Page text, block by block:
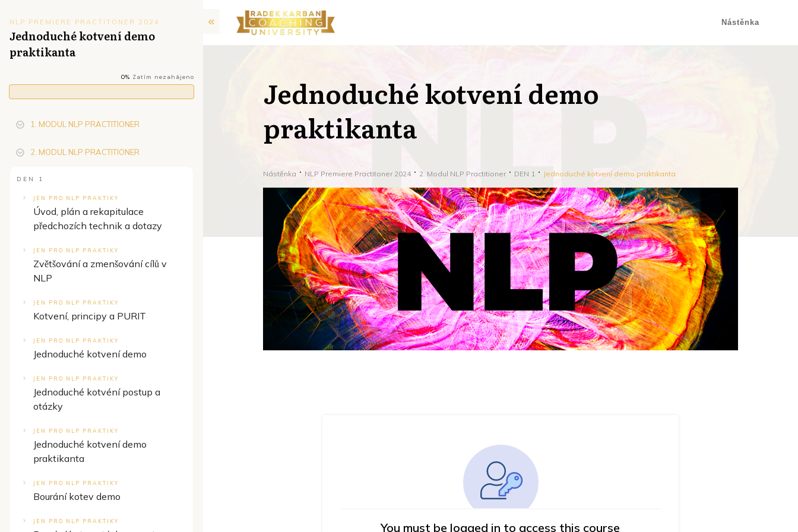
Nástěnka
Jednoduché kotvení demo
praktikanta
Nástěnka NLP Premiere Practitoner 2024 2. Modul NLP Practitioner DEN 1 Jednoduché kotvení demo praktikanta
You must be logged in to access this course
NLP PREMIERE PRACTITONER 2024
Jednoduché kotvení demo
praktikanta
0% Zatím nezahájeno
1. MODUL NLP PRACTITIONER
2. MODUL NLP PRACTITIONER
DEN 1
JEN PRO NLP PRAKTIKY
Úvod, plán a rekapitulace
předchozích technik a dotazy
JEN PRO NLP PRAKTIKY
Zvětšování a zmenšování cílů v
NLP
JEN PRO NLP PRAKTIKY
Kotvení, principy a PURIT
JEN PRO NLP PRAKTIKY
Jednoduché kotvení demo
JEN PRO NLP PRAKTIKY
Jednoduché kotvéní postup a
otázky
JEN PRO NLP PRAKTIKY
Jednoduché kotvení demo
praktikanta
JEN PRO NLP PRAKTIKY
Bourání kotev demo
JEN PRO NLP PRAKTIKY